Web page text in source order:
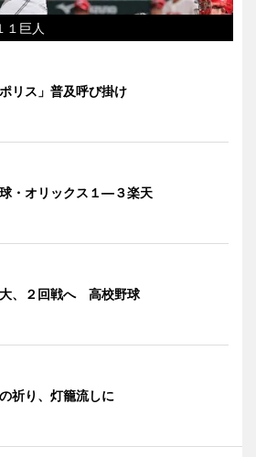
１巨人
ポリス」普及呼び掛け
・オリックス１―３楽天
、２回戦へ 高校野球
祈り、灯籠流しに